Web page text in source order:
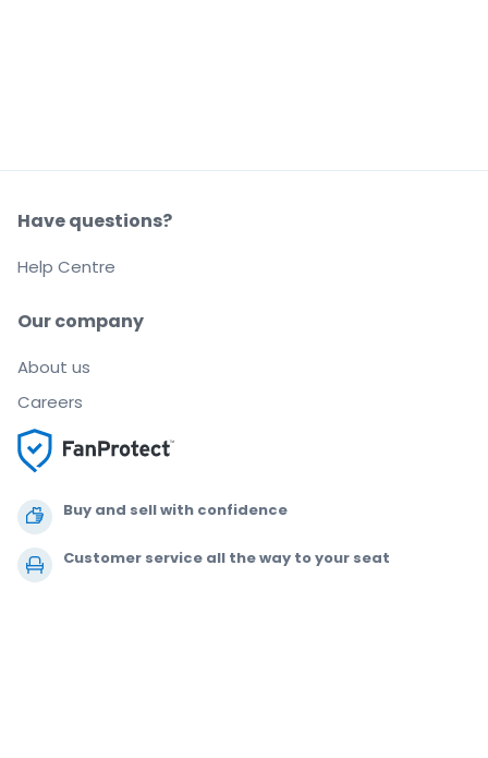
Buy and sell with confidence
Customer service all the way to your seat
Our company
About us
Careers
Have questions?
Help Centre